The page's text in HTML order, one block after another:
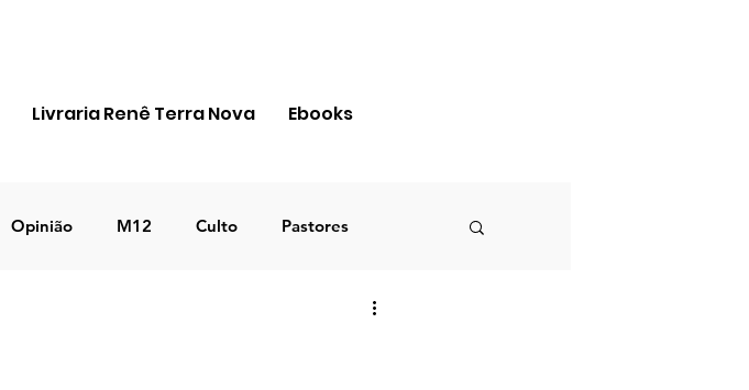
Livraria Renê Terra Nova Ebooks
Opinião M12 Culto Pastores